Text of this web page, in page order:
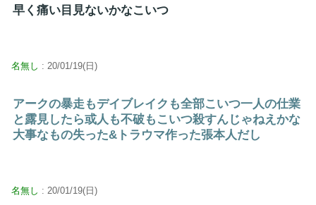
早く痛い目見ないかなこいつ
名無し : 20/01/19(日)
アークの暴走もデイブレイクも全部こいつ一人の仕業
と露見したら或人も不破もこいつ殺すんじゃねえかな
大事なもの失った&トラウマ作った張本人だし
名無し : 20/01/19(日)